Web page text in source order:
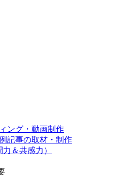
ング・動画制作
記事の取材・制作
＆共感力）